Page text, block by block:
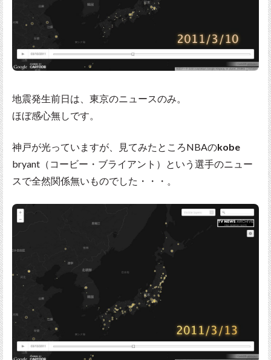
地震発生前日は、東京のニュースのみ。
ほぼ感心無しです。
神戸が光っていますが、見てみたところNBAのkobe
bryant（コービー・ブライアント）という選手のニュー
スで全然関係無いものでした・・・。